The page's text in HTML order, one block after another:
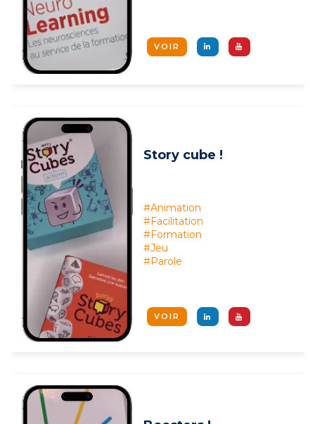
VOIR
Story cube !
#Animation
#Facilitation
#Formation
#Jeu
#Parole
VOIR